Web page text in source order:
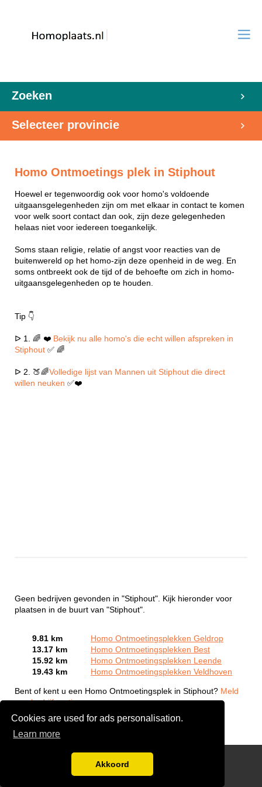
Cookies are used for ads personalisation.
Learn more
Akkoord
Zoeken
Selecteer provincie
Homo Ontmoetings plek in Stiphout
Hoewel er tegenwoordig ook voor homo's voldoende
uitgaansgelegenheden zijn om met elkaar in contact te komen
voor welk soort contact dan ook, zijn deze gelegenheden
helaas niet voor iedereen toegankelijk.
Soms staan religie, relatie of angst voor reacties van de
buitenwereld op het homo-zijn deze openheid in de weg. En
soms ontbreekt ook de tijd of de behoefte om zich in homo-
uitgaansgelegenheden op te houden.
Tip 👇
ᐅ 1. 🌈 ❤️ Bekijk nu alle homo's die echt willen afspreken in
Stiphout ✅ 🌈
ᐅ 2. 🍑🌈Volledige lijst van Mannen uit Stiphout die direct
willen neuken ✅❤️
Geen bedrijven gevonden in "Stiphout". Kijk hieronder voor
plaatsen in de buurt van "Stiphout".
9.81 km
Homo Ontmoetingsplekken Geldrop
13.17 km
Homo Ontmoetingsplekken Best
15.92 km
Homo Ontmoetingsplekken Leende
19.43 km
Homo Ontmoetingsplekken Veldhoven
Bent of kent u een Homo Ontmoetingsplek in Stiphout? Meld
een bedrijf gratis aan